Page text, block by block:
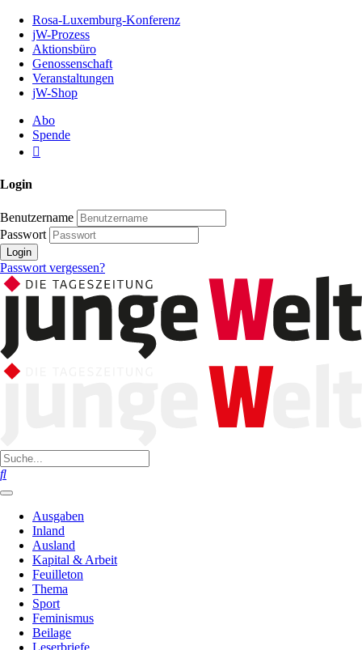
Inhalt
Seite
Rosa-Luxemburg-Konferenz
jW-Prozess
Aktionsbüro
Genossenschaft
Veranstaltungen
jW-Shop
Abo
Spende
Login
Benutzername
Passwort
Login
Passwort vergessen?
Ausgaben
Inland
Ausland
Kapital & Arbeit
Feuilleton
Thema
Sport
Feminismus
Beilage
Leserbriefe